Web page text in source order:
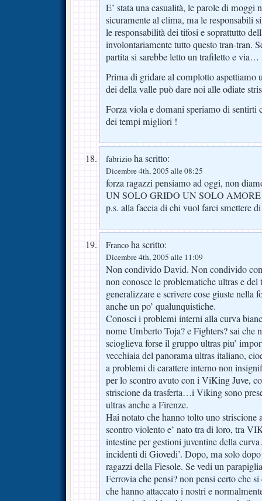
E’ stata una casualità, le parole di moggi
sicuramente al clima, ma le responsabili
le responsabilità dei tifosi e soprattutto
involontariamente tutto questo tran-tran.
partita si sarebbe letto un trafiletto e via…
Prima di gridare al complotto
dei della valle può dare noi alle odiate
Forza viola e domani speriamo di sentirti
dei tempi migliori !
fabrizio ha scritto:
Dicembre 4th, 2005 alle 08:25
forza ragazzi pensiamo ad oggi, non
UN SOLO GRIDO UN SOLO
p.s. alla faccia di chi vuol farci smettere
Franco ha scritto:
Dicembre 4th, 2005 alle 11:09
Non condivido David. Non condivido
non conosce le problematiche ultras e del
generalizzare e scrivere cose giuste nella
anche un po’ qualunquistiche.
Conosci i problemi interni alla curva
nome Umberto Toja? e Fighters? sai che
scioglieva forse il gruppo ultras piu’
vecchiaia del panorama ultras italiano,
a problemi di carattere interno non
per lo scontro avuto con i ViKing Juve,
striscione da trasferta…i Viking sono
ultras anche a Firenze.
Hai notato che hanno tolto uno striscione
scontro violento e’ nato tra di loro, tra
intestine per gestioni juventine della
incidenti di Giovedi’. Dopo, ma solo
ragazzi della Fiesole. Se vedi un
Ferrovia che pensi? non pensi certo che
che hanno attaccato i nostri e